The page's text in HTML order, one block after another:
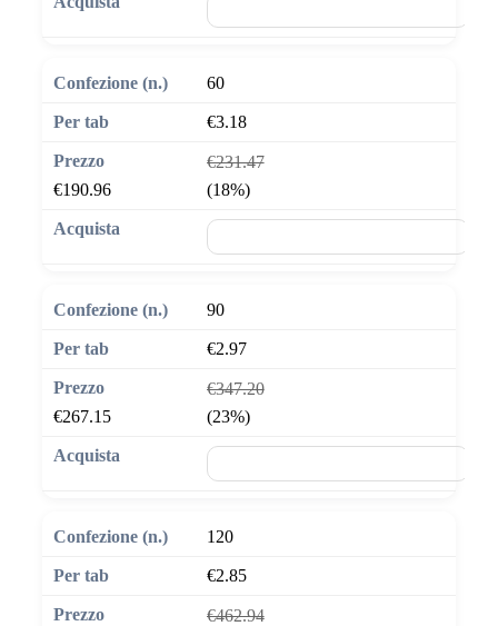
60
€3.18
€231.47
€190.96
(18%)
90
€2.97
€347.20
€267.15
(23%)
120
€2.85
€462.94